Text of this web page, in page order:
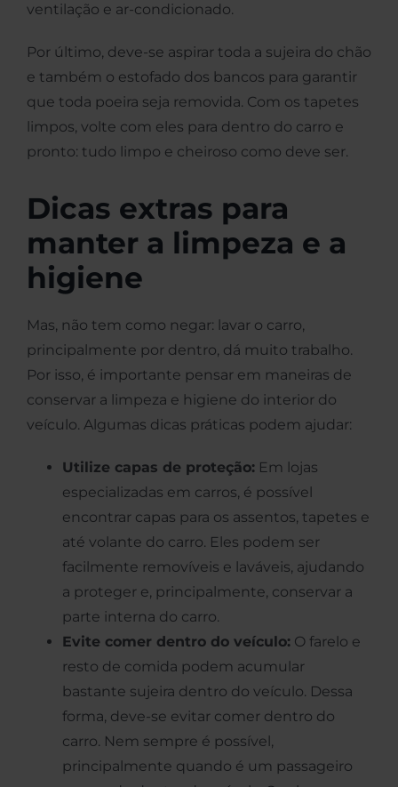
ventilação e ar-condicionado.
Por último, deve-se aspirar toda a sujeira do chão
e também o estofado dos bancos para garantir
que toda poeira seja removida. Com os tapetes
limpos, volte com eles para dentro do carro e
pronto: tudo limpo e cheiroso como deve ser.
Dicas extras para
manter a limpeza e a
higiene
Mas, não tem como negar: lavar o carro,
principalmente por dentro, dá muito trabalho.
Por isso, é importante pensar em maneiras de
conservar a limpeza e higiene do interior do
veículo. Algumas dicas práticas podem ajudar:
Utilize capas de proteção: Em lojas
especializadas em carros, é possível
encontrar capas para os assentos, tapetes e
até volante do carro. Eles podem ser
facilmente removíveis e laváveis, ajudando
a proteger e, principalmente, conservar a
parte interna do carro.
Evite comer dentro do veículo: O farelo e
resto de comida podem acumular
bastante sujeira dentro do veículo. Dessa
forma, deve-se evitar comer dentro do
carro. Nem sempre é possível,
principalmente quando é um passageiro